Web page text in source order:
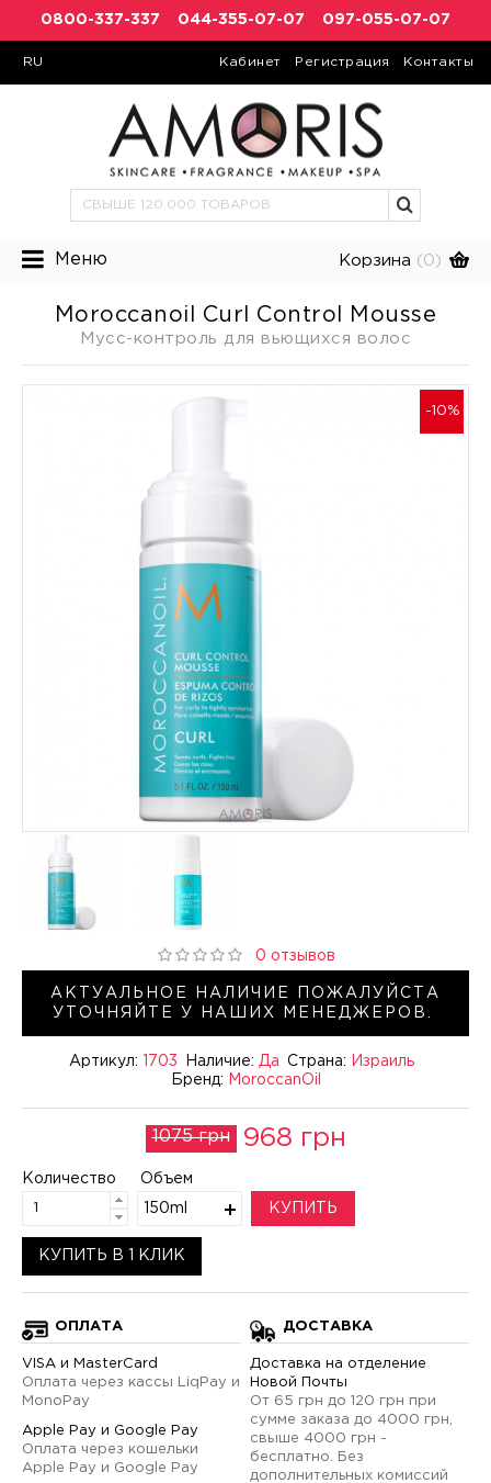
0800-337-337 044-355-07-07 097-055-07-07
RU Кабинет Регистрация Контакты
Меню Корзина (0)
Moroccanoil Curl Control Mousse
Мусс-контроль для вьющихся волос
-10%
АКТУАЛЬНОЕ НАЛИЧИЕ ПОЖАЛУЙСТА
УТОЧНЯЙТЕ У НАШИХ МЕНЕДЖЕРОВ.
Артикул: 1703 Наличие: Да Страна:
Израиль
Бренд:
MoroccanOil
0 отзывов
1075 грн 968 грн
Количество Объем
150ml КУПИТЬ
КУПИТЬ В 1 КЛИК
ОПЛАТА
VISA и MasterCard
Оплата через кассы LiqPay и
MonoPay
Apple Pay и Google Pay
Оплата через кошельки
Apple Pay и Google Pay
ДОСТАВКА
Доставка на отделение
Новой Почты
От 65 грн до 120 грн при
сумме заказа до 4000 грн,
свыше 4000 грн -
бесплатно. Без
дополнительных комиссий